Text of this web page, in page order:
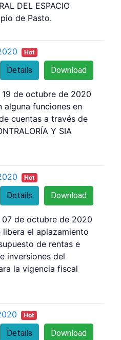
DEL ESPACIO
de Pasto.
Hot
Download
Details
de octubre de 2020
alguna funciones en
cuentas a través de
Y SIA
Hot
Download
Details
de octubre de 2020
el aplazamiento
de rentas e
inversiones del
la vigencia fiscal
Hot
Download
Details